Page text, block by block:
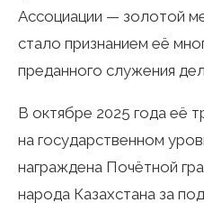
Ассоциации — золотой
стало признанием её
преданного служения
В октябре 2025 года её
на государственном
награждена Почётной
народа Казахстана за